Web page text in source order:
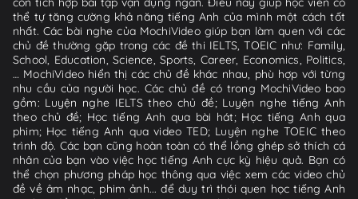
thể tự tăng cường khả năng tiếng Anh của mình một cách tốt
nhất. Các bài nghe của MochiVideo giúp bạn làm quen với các
chủ đề thường gặp trong các đề thi IELTS, TOEIC như: Family,
School, Education, Science, Sports, Career, Economics, Politics,
… MochiVideo hiển thị các chủ đề khác nhau, phù hợp với từng
nhu cầu của người học. Các chủ đề có trong MochiVideo bao
gồm: Luyện nghe IELTS theo chủ đề; Luyện nghe tiếng Anh
theo chủ đề; Học tiếng Anh qua bài hát; Học tiếng Anh qua
phim; Học tiếng Anh qua video TED; Luyện nghe TOEIC theo
trình độ. Các bạn cũng hoàn toàn có thể lồng ghép sở thích cá
nhân của bạn vào việc học tiếng Anh cực kỳ hiệu quả. Bạn có
thể chọn phương pháp học thông qua việc xem các video chủ
đề về âm nhạc, phim ảnh... để duy trì thói quen học tiếng Anh